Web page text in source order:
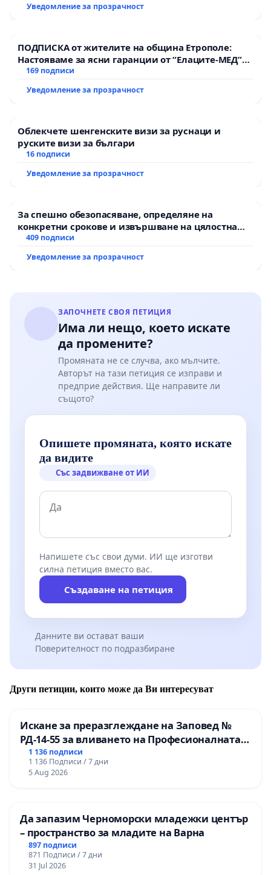
Уведомление за прозрачност
ПОДПИСКА от жителите на община Етрополе:
Настояваме за ясни гаранции от “Елаците-МЕД”
АД и от държавата, че ще се изпълнят всички
169 подписи
Уведомление за прозрачност
Облекчете шенгенските визи за руснаци и
руските визи за българи
16 подписи
Уведомление за прозрачност
За спешно обезопасяване, определяне на
конкретни срокове и извършване на цялостна
рехабилитация на републиканския път между
Мирово - к.к. Момин проход
409 подписи
Уведомление за прозрачност
ЗАПОЧНЕТЕ СВОЯ ПЕТИЦИЯ
Има ли нещо, което искате
да промените?
Промяната не се случва, ако мълчите.
Авторът на тази петиция се изправи и
предприе действия. Ще направите ли
същото?
Опишете промяната, която искате
да видите
Със задвижване от ИИ
Напишете със свои думи. ИИ ще изготви
силна петиция вместо вас.
Създаване на петиция
Данните ви остават ваши
Поверителност по подразбиране
Други петиции, които може да Ви интересуват
Искане за преразглеждане на Заповед №
РД-14-55 за вливането на Професионалната
гимназия по промишлени технологии в
Професионалната гимназия по икономика и
мениджмънт – гр. Пазарджик
1 136 подписи
1 136 Подписи / 7 дни
5 Aug 2026
Да запазим Черноморски младежки център
– пространство за младите на Варна
897 подписи
871 Подписи / 7 дни
31 Jul 2026